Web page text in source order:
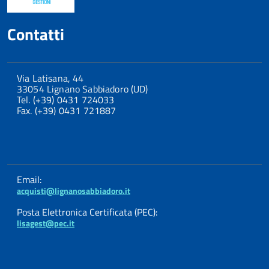
Contatti
Via Latisana, 44
33054 Lignano Sabbiadoro (UD)
Tel. (+39) 0431 724033
Fax. (+39) 0431 721887
Email:
acquisti@lignanosabbiadoro.it
Posta Elettronica Certificata (PEC):
lisagest@pec.it